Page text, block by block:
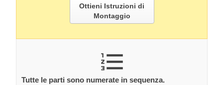
Ottieni Istruzioni di
Montaggio
Tutte le parti sono numerate in sequenza.